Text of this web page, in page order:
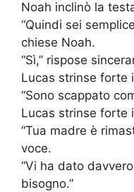
Noah inclinò la
“Quindi sei
chiese Noah.
“Sì,” rispose
Lucas strinse forte
“Sono scappato
Lucas strinse forte
“Tua madre è
voce.
“Vi ha dato
bisogno.”